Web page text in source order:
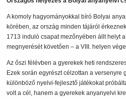
A komoly hagyományokkal bíró Bolyai
körében, az ország minden tájáról
1713 induló csapat mezőnyében állt helyt
megnyerését követően – a VIII. helyen
Az őszi félévben a gyerekek heti
Ezek során egyrészt célzottan a
különböző nyelvi-fejlesztő játékokat
volt a cél, hanem a gyerekek anyanyelvi